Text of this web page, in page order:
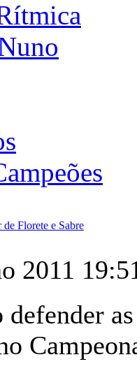
Florete e Sabre
2011
defender